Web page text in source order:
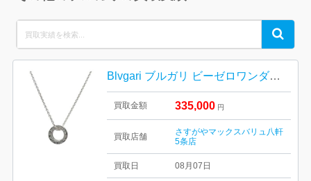
for:
Search
Blvgari ブルガリ ビーゼロワンダイヤネックレス
買取金額 335,000 円
買取店舗
さすがやマックスバリュ八軒
5条店
買取日 08月07日